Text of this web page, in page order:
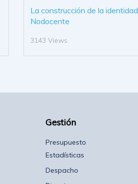
La construcción de la identidad
Nodocente
3143 Views
Gestión
Presupuesto
Estadísticas
Despacho